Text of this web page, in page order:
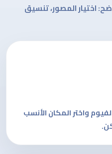
اختيار المصور، تنسيق
واختر المكان الأنسب